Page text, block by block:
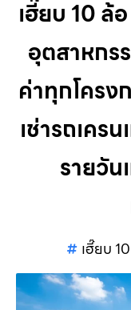
เฮี๊ยบ 10
อุตสาหกร
ค่าทุกโครง
เช่ารถเคร
รายวัน
เฮี๊ยบ